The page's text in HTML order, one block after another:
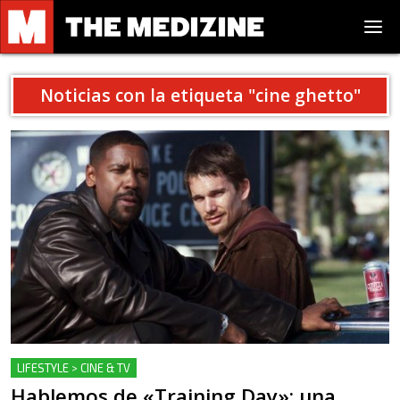
Noticias con la etiqueta "cine ghetto"
LIFESTYLE > CINE & TV